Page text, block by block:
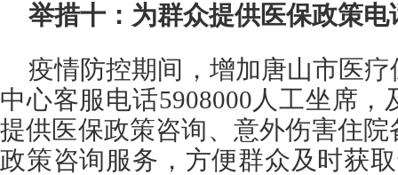
举措十：为群众提供医保政策电
疫情防控期间，增加唐山市医
中心客服电话5908000人工坐席
提供医保政策咨询、意外伤害住
政策咨询服务，方便群众及时获